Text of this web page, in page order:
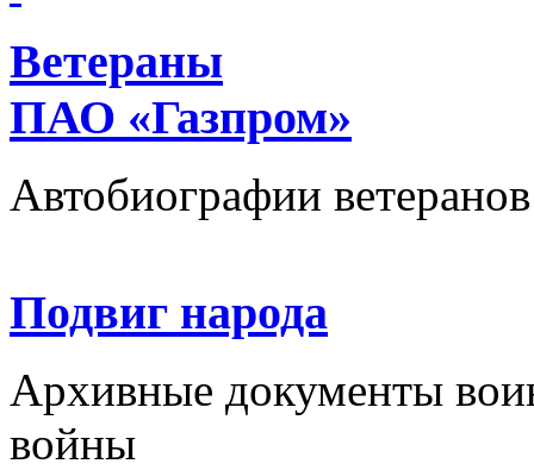
Ветераны
ПАО «Газпром»
Автобиографии ветеранов
Подвиг народа
Архивные документы
войны